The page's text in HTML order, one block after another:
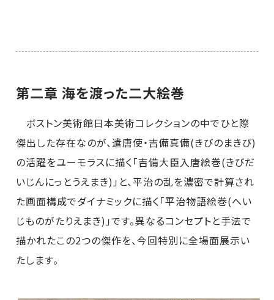
第二章 海を渡った二大絵巻
ボストン美術館日本美術コレクションの中でひと際
傑出した存在なのが、遣唐使・吉備真備(きびのまきび)
の活躍をユーモラスに描く「吉備大臣入唐絵巻(きびだ
いじんにっとうえまき)」と、平治の乱を濃密で計算され
た画面構成でダイナミックに描く「平治物語絵巻(へい
じものがたりえまき)」です。異なるコンセプトと手法で
描かれたこの2つの傑作を、今回特別に全場面展示い
たします。